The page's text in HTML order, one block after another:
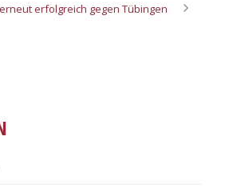
erfolgreich gegen Tübingen